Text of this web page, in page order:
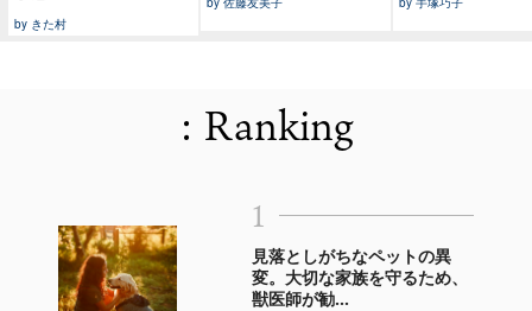
by きた村
: Ranking
1
見落としがちなペットの異
変。大切な家族を守るため、
獣医師が勧...